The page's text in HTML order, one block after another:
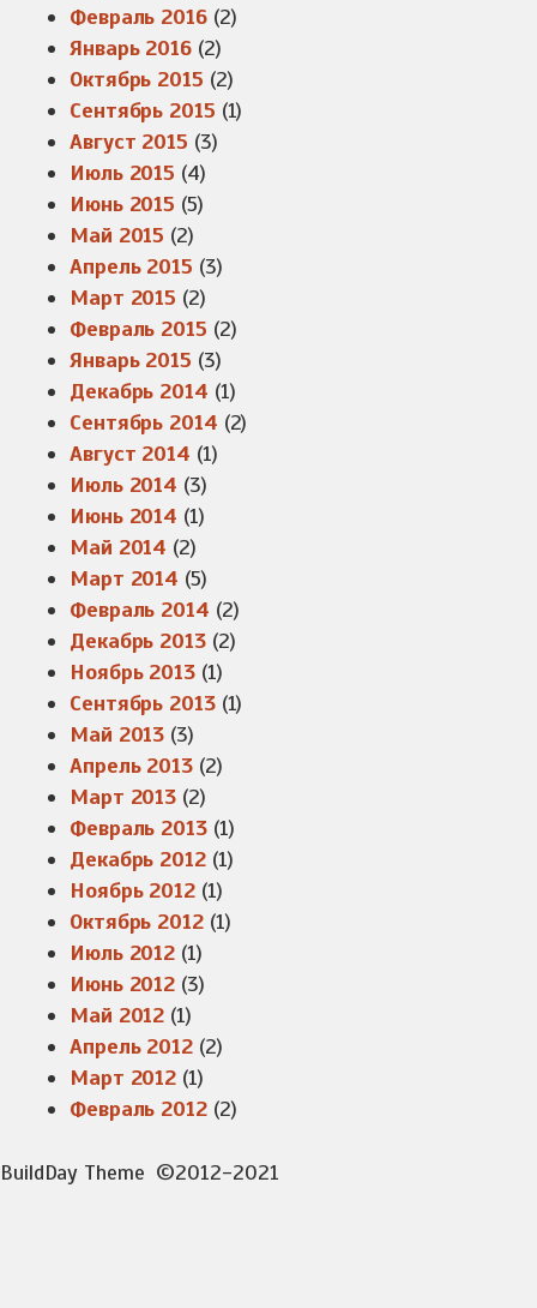
Февраль 2016(2)
Январь 2016(2)
Октябрь 2015 (2)
Сентябрь 2015 (1)
Август 2015 (3)
Июль 2015 (4)
Июнь 2015 (5)
Май 2015 (2)
Апрель 2015 (3)
Март 2015 (2)
Февраль 2015 (2)
Январь 2015 (3)
Декабрь 2014 (1)
Сентябрь 2014 (2)
Август 2014 (1)
Июль 2014 (3)
Июнь 2014 (1)
Май 2014 (2)
Март 2014 (5)
Февраль 2014 (2)
Декабрь 2013(2)
Ноябрь 2013(1)
Сентябрь 2013(1)
Май 2013 (3)
Апрель 2013(2)
Март 2013 (2)
Февраль 2013(1)
Декабрь 2012(1)
Ноябрь 2012(1)
Октябрь 2012(1)
Июль 2012 (1)
Июнь 2012 (3)
Май 2012 (1)
Апрель 2012(2)
Март 2012 (1)
Февраль 2012(2)
BuildDay Theme ©2012-2021